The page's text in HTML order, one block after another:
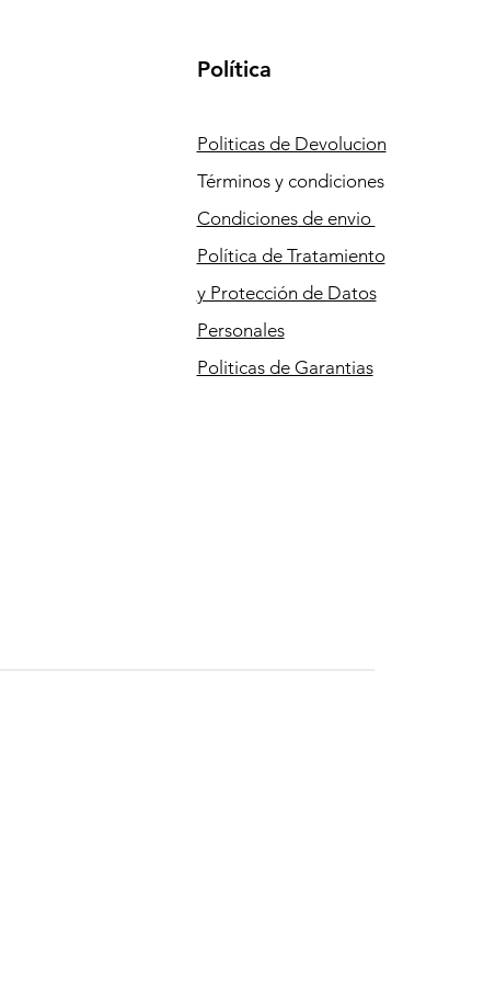
Política
Politicas de Devolucion
Términos y condiciones
Condicionesde envio
Política de Tratamiento
y Protección de Datos
Personales
Politicas de Garantias